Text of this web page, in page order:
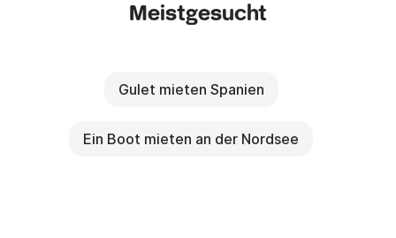
Meistgesucht
Gulet mieten Spanien
Ein Boot mieten an der Nordsee